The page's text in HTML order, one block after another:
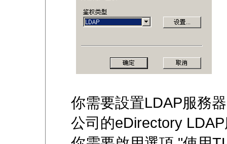
你需要設置LDAP服務
公司的eDirectory